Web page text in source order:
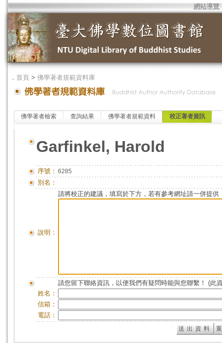
網站導覽
． 首頁 > 佛學著者規範資料庫
佛學著者檢索 查詢結果 佛學著者規範資料 校正著者資訊
Garfinkel, Harold
序號： 6285
別名：
說明：
請將校正的建議，填寫於下方，若有參考網址請一併提供
請您留下聯絡資訊，以便我們有疑問時能與您聯繫！ (此
姓名：
信箱：
電話：